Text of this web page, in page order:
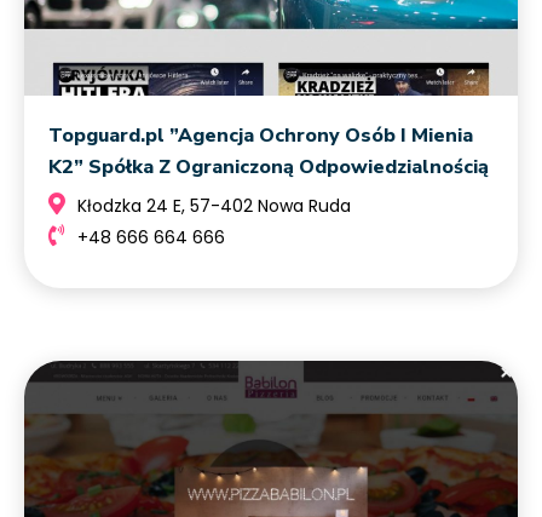
Topguard.pl ”Agencja Ochrony Osób I Mienia
K2” Spółka Z Ograniczoną Odpowiedzialnością
Kłodzka 24 E, 57-402 Nowa Ruda
+48 666 664 666